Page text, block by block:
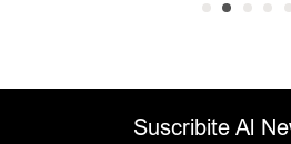
Suscribite Al